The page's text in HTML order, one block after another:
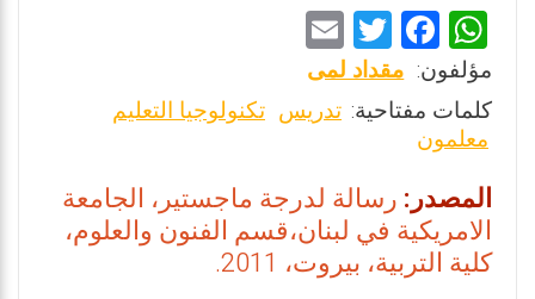
W
h
at
s
A
p
p
F
a
ce
o
o
k
T
wi
tt
ai
مؤلفون: مقداد لمى
كلمات مفتاحية: تدريس تكنولوجيا التعليم
معلمون
المصدر: رسالة لدرجة ماجستير، الجامعة
الامريكية في لبنان،قسم الفنون والعلوم،
كلية التربية، بيروت، 2011.